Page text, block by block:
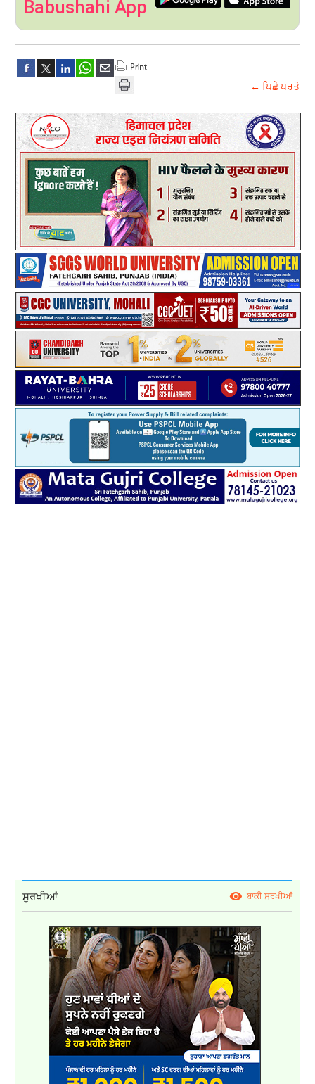
Babushahi App
← ਪਿਛੇ ਪਰਤੋ
ਸੁਰਖੀਆਂ ਬਾਕੀ ਸੁਰਖੀਆਂ